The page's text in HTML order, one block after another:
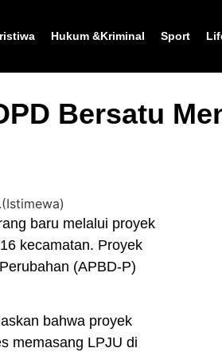
Hukum &Kriminal Sport
Bersatu
baru melalui proyek
kecamatan. Proyek
(APBD-P)
bahwa proyek
memasang LPJU di